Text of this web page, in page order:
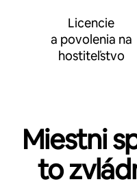
Licencie
a povolenia na
hostiteľstvo
Miestni
to